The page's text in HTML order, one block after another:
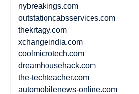
nybreakings.com
outstationcabsservices.com
thekrtagy.com
xchangeindia.com
coolmicrotech.com
dreamhousehack.com
the-techteacher.com
automobilenews-online.com